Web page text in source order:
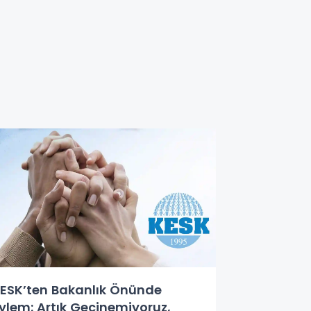
Bakanlık Önünde
Artık Geçinemiyoruz,